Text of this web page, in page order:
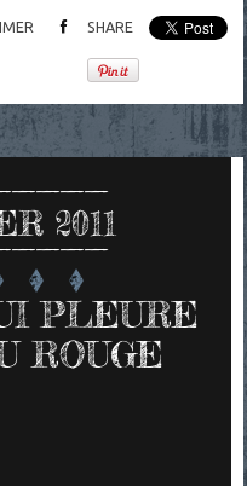
SHARE
2011
PLEURE
ROUGE